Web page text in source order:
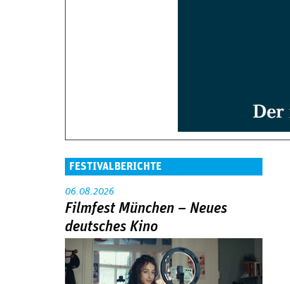
FESTIVALBERICHTE
06.08.2026
Filmfest München – Neues
deutsches Kino